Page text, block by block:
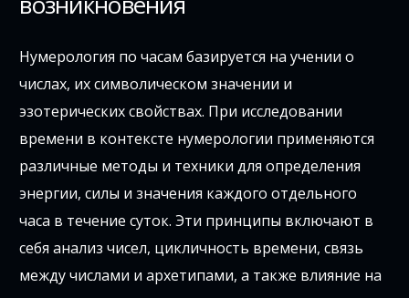
Нумерология по часам базируется на учении о
числах, их символическом значении и
эзотерических свойствах. При исследовании
времени в контексте нумерологии применяются
различные методы и техники для определения
энергии, силы и значения каждого отдельного
часа в течение суток. Эти принципы включают в
себя анализ чисел, цикличность времени, связь
между числами и архетипами, а также влияние на